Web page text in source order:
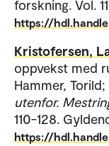
forskning. Vol.
https://
Kristofersen,
oppvekst med
Hammer,
utenfor.
110-128.
https://